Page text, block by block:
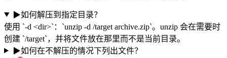
▶如何解压到指定目录？
使用 `-d <dir>`：`unzip -d /target archive.zip`。unzip 会在需要时
创建 `/target`，并将文件放在那里而不是当前目录。
▶如何在不解压的情况下列出文件？